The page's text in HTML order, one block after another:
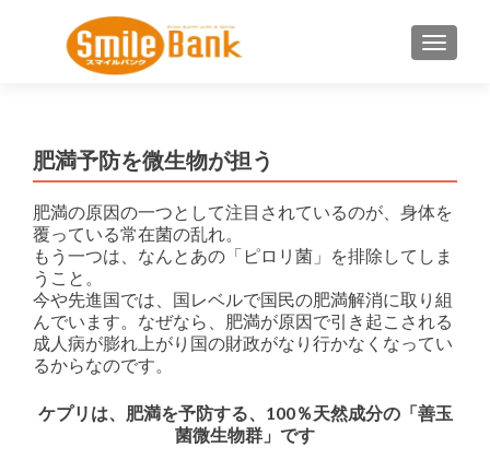
ナビゲ
肥満予防を微生物が担う
肥満の原因の一つとして注目されているのが、身体を
覆っている常在菌の乱れ。
もう一つは、なんとあの「ピロリ菌」を排除してしま
うこと。
今や先進国では、国レベルで国民の肥満解消に取り組
んでいます。なぜなら、肥満が原因で引き起こされる
成人病が膨れ上がり国の財政がなり行かなくなってい
るからなのです。
ケプリは、肥満を予防する、100％天然成分の「善玉
菌微生物群」です